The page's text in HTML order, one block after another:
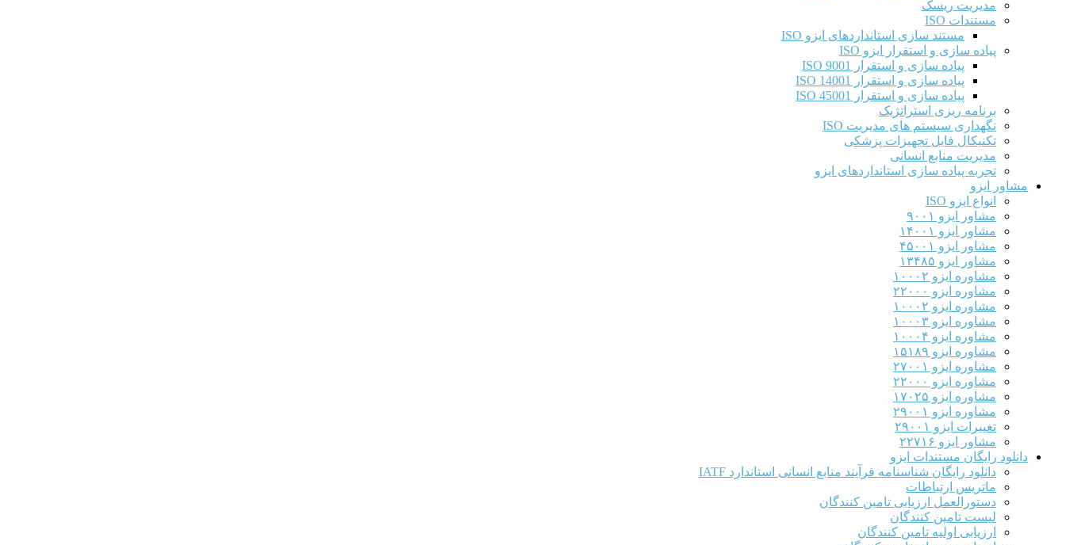
مدیریت ریسک
مستندات ISO
مستند سازی استانداردهای ایزو ISO
پیاده سازی و استقرار ایزو ISO
پیاده سازی و استقرار ISO 9001​
پیاده سازی و استقرار ISO 14001
پیاده سازی و استقرار ISO 45001
برنامه ریزی استراتژیک
نگهداری سیستم های مدیریت ISO
تکنیکال فایل تجهیزات پزشکی
مدیریت منابع انسانی
تجربه پیاده سازی استانداردهای ایزو
مشاور ایزو
انواع ایزو ISO
مشاور ایزو ۹۰۰۱
مشاور ایزو ۱۴۰۰۱
مشاور ایزو ۴۵۰۰۱
مشاور ایزو ۱۳۴۸۵
مشاوره ایزو ۱۰۰۰۲
مشاوره ایزو ۲۲۰۰۰
مشاوره ایزو ۱۰۰۰۲
مشاوره ایزو ۱۰۰۰۳
مشاوره ایزو ۱۰۰۰۴
مشاوره ایزو ۱۵۱۸۹
مشاوره ایزو ۲۷۰۰۱
مشاوره ایزو ۲۲۰۰۰
مشاوره ایزو ۱۷۰۲۵
مشاوره ایزو ۲۹۰۰۱
تغییرات ایزو ۲۹۰۰۱
مشاور ایزو ۲۲۷۱۶
دانلود رایگان مستندات ایزو
دانلود رایگان شناسنامه فرآیند منابع انسانی استاندارد IATF
ماتریس ارتباطات
دستورالعمل ارزیابی تامین کنندگان
لیست تامین کنندگان
ارزیابی اولیه تامین کنندگان